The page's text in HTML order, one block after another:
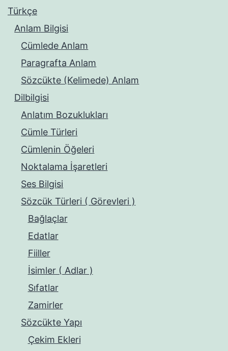
Türkçe
Anlam Bilgisi
Cümlede Anlam
Paragrafta Anlam
Sözcükte (Kelimede) Anlam
Dilbilgisi
Anlatım Bozuklukları
Cümle Türleri
Cümlenin Öğeleri
Noktalama İşaretleri
Ses Bilgisi
Sözcük Türleri ( Görevleri )
Bağlaçlar
Edatlar
Fiiller
İsimler ( Adlar )
Sıfatlar
Zamirler
Sözcükte Yapı
Çekim Ekleri